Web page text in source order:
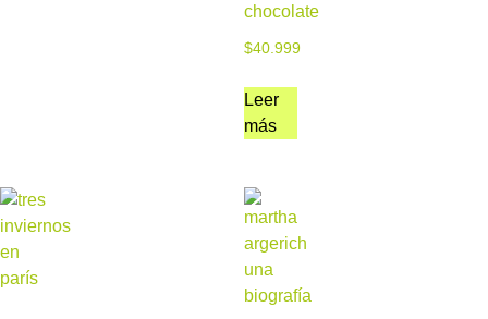
chocolate
$40.999
Leer
más